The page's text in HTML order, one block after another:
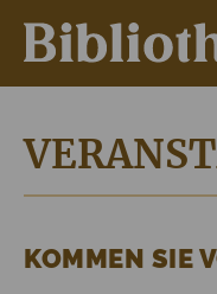
KOMMEN SIE